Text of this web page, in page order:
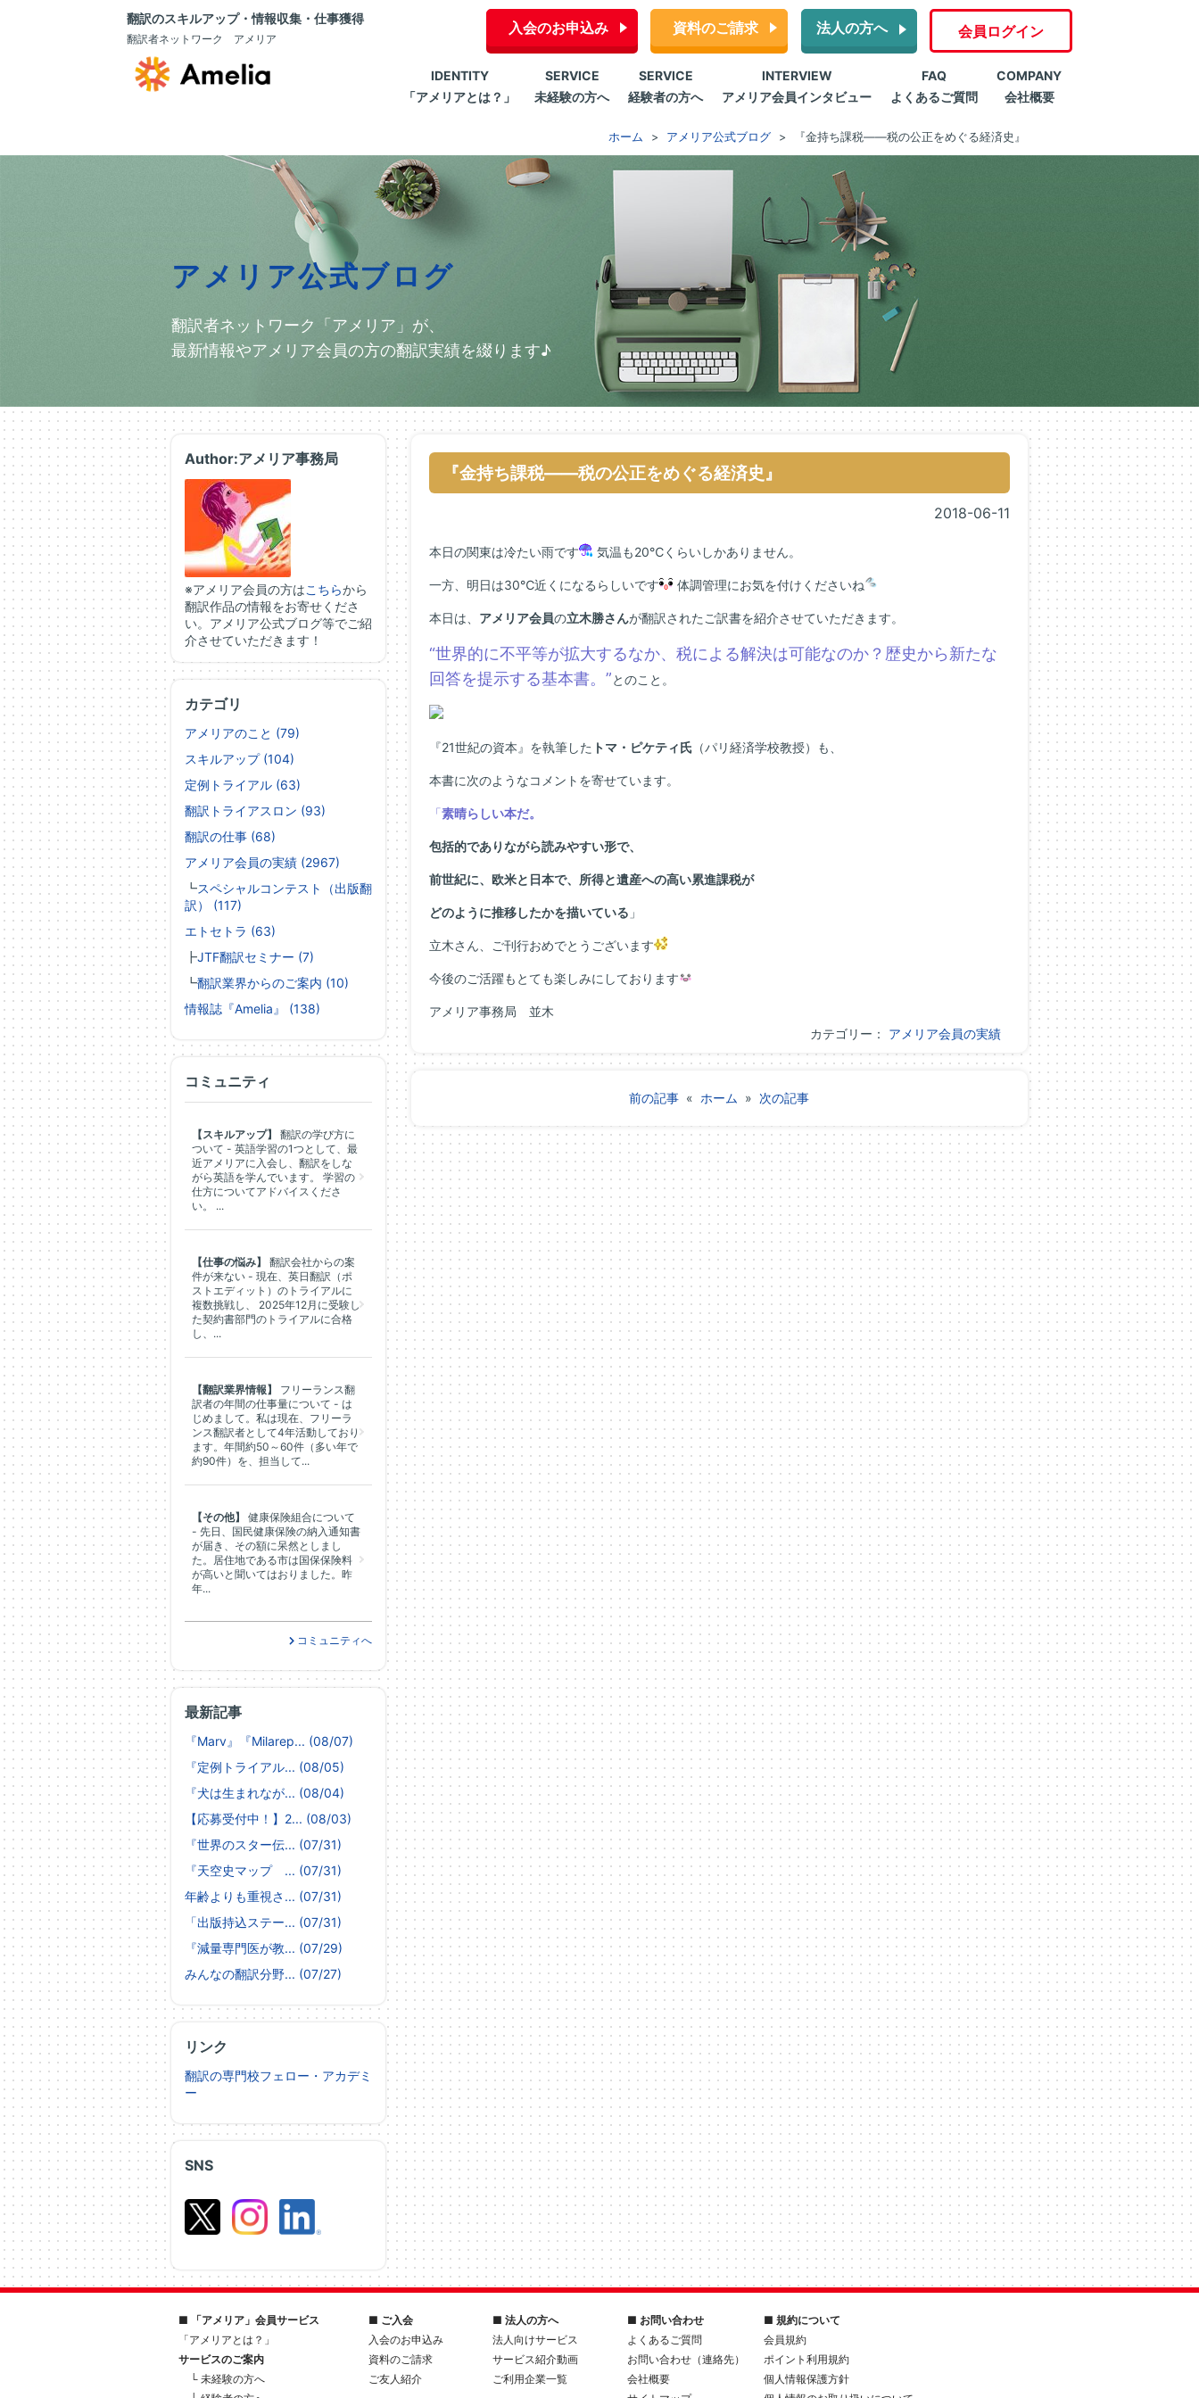
翻訳のスキルアップ・情報収集・仕事獲得
翻訳者ネットワーク アメリア
入会のお申込み 資料のご請求 法人の方へ 会員ログイン
IDENTITY
「アメリアとは？」
SERVICE
未経験の方へ
SERVICE
経験者の方へ
INTERVIEW
アメリア会員インタビュー
FAQ
よくあるご質問
COMPANY
会社概要
ホーム アメリア公式ブログ 『金持ち課税――税の公正をめぐる経済史』
アメリア公式ブログ
翻訳者ネットワーク「アメリア」が、
最新情報やアメリア会員の方の翻訳実績を綴ります♪
『金持ち課税――税の公正をめぐる経済史』
2018-06-11
本日の関東は冷たい雨です 気温も20℃くらいしかありません。
一方、明日は30℃近くになるらしいです 体調管理にお気を付けくださいね
本日は、 アメリア会員の立木勝さんが翻訳されたご訳書を紹介させていただきます。
“世界的に不平等が拡大するなか、税による解決は可能なのか？歴史から新たな
回答を提示する基本書。”とのこと。
『21世紀の資本』を執筆した トマ・ピケティ氏（パリ経済学校教授）も、
本書に次のようなコメントを寄せています。
「素晴らしい本だ。
包括的でありながら読みやすい形で、
前世紀に、欧米と日本で、所得と遺産への高い累進課税が
どのように推移したかを描いている 」
立木さん、ご刊行おめでとうございます
今後のご活躍もとても楽しみにしております
アメリア事務局 並木
カテゴリー： アメリア会員の実績
前の記事 « ホーム » 次の記事
Author:アメリア事務局
※アメリア会員の方はこちらから
翻訳作品の情報をお寄せくださ
い。アメリア公式ブログ等でご紹
介させていただきます！
SNS
カテゴリ
アメリアのこと (79)
スキルアップ (104)
定例トライアル (63)
翻訳トライアスロン (93)
翻訳の仕事 (68)
アメリア会員の実績 (2967)
┗スペシャルコンテスト（出版翻
訳） (117)
エトセトラ (63)
┣JTF翻訳セミナー (7)
┗翻訳業界からのご案内 (10)
情報誌『Amelia』 (138)
最新記事
『Marv』『Milarep... (08/07)
『定例トライアル... (08/05)
『犬は生まれなが... (08/04)
【応募受付中！】2... (08/03)
『世界のスター伝... (07/31)
『天空史マップ ... (07/31)
年齢よりも重視さ... (07/31)
「出版持込ステー... (07/31)
『減量専門医が教... (07/29)
みんなの翻訳分野... (07/27)
リンク
翻訳の専門校フェロー・アカデミ
ー
コミュニティ
【スキルアップ】
翻訳の学び方に
ついて - 英語学習の1つとして、最
近アメリアに入会し、翻訳をしな
がら英語を学んでいます。 学習の
仕方についてアドバイスくださ
い。 ...
【仕事の悩み】
翻訳会社からの案
件が来ない - 現在、英日翻訳（ポ
ストエディット）のトライアルに
複数挑戦し、 2025年12月に受験し
た契約書部門のトライアルに合格
し、...
【翻訳業界情報】
フリーランス翻
訳者の年間の仕事量について - は
じめまして。私は現在、フリーラ
ンス翻訳者として4年活動しており
ます。年間約50～60件（多い年で
約90件）を、担当して...
【その他】
健康保険組合について
- 先日、国民健康保険の納入通知書
が届き、その額に呆然としまし
た。居住地である市は国保保険料
が高いと聞いてはおりました。昨
年...
コミュニティへ
■ 「アメリア」会員サービス
「アメリアとは？」
サービスのご案内
└ 未経験の方へ
■ ご入会
入会のお申込み
資料のご請求
ご友人紹介
■ 法人の方へ
法人向けサービス
サービス紹介動画
ご利用企業一覧
■ お問い合わせ
よくあるご質問
お問い合わせ（連絡先）
会社概要
■ 規約について
会員規約
ポイント利用規約
個人情報保護方針